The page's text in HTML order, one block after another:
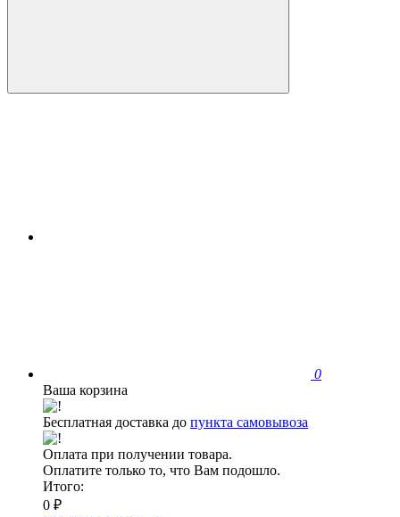
0
Ваша корзина
Бесплатная доставка до пункта самовывоза
Оплата при получении товара.
Оплатите только то, что Вам подошло.
Итого:
0 ₽